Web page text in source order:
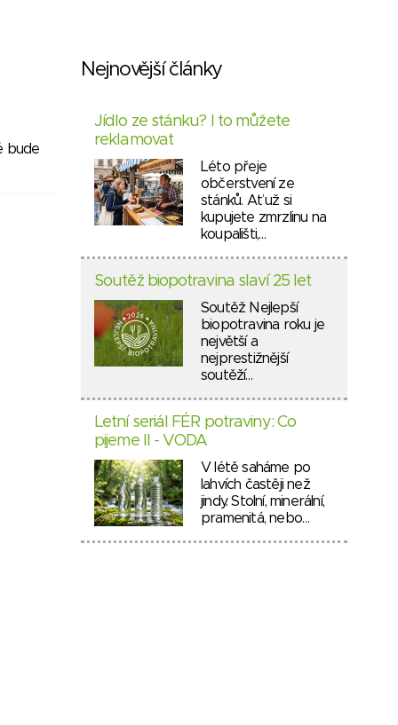
bude
Nejnovější články
Jídlo ze stánku? I to můžete
reklamovat
Léto přeje
občerstvení ze
stánků. Ať už si
kupujete zmrzlinu na
koupališti,…
Soutěž biopotravina slaví 25 let
Soutěž Nejlepší
biopotravina roku je
největší a
nejprestižnější
soutěží…
Letní seriál FÉR potraviny: Co
pijeme II - VODA
V létě saháme po
lahvích častěji než
jindy. Stolní, minerální,
pramenitá, nebo…